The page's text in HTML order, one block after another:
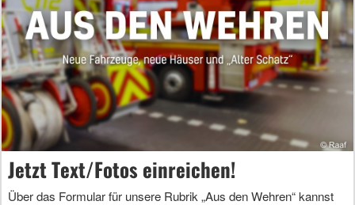
Jetzt Text/Fotos einreichen!
Über das Formular für unsere Rubrik „Aus den Wehren“ kannst